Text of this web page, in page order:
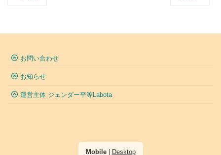
お問い合わせ
お知らせ
運営主体 ジェンダー平等Labota
Mobile| Desktop